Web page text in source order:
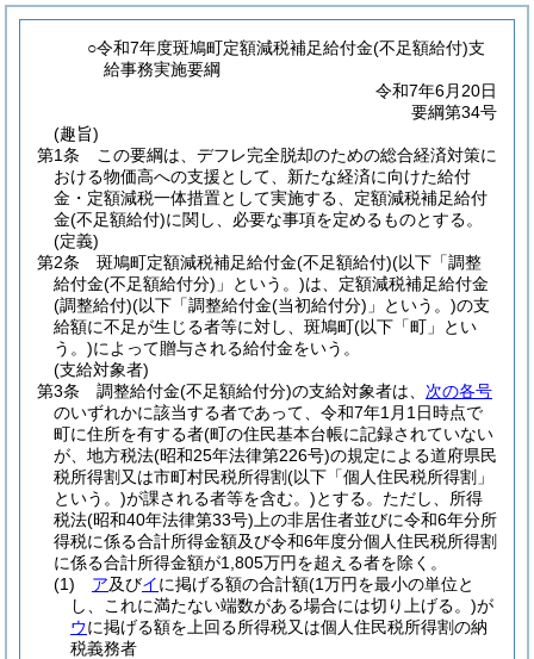
○令和7年度斑鳩町定額減税補足給付金(不足額給付)支
給事務実施要綱
令和7年6月20日
要綱第34号
(趣旨)
第1条
この要綱は、デフレ完全脱却のための総合経済対策に
おける物価高への支援として、新たな経済に向けた給付
金・定額減税一体措置として実施する、定額減税補足給付
金(不足額給付)に関し、必要な事項を定めるものとする。
(定義)
第2条
斑鳩町定額減税補足給付金(不足額給付)(以下「調整
給付金(不足額給付分) 」という。)は、定額減税補足給付金
(調整給付)(以下「調整給付金(当初給付分) 」という。)の支
給額に不足が生じる者等に対し、斑鳩町(以下「町」とい
う。)によって贈与される給付金をいう。
(支給対象者)
第3条
調整給付金(不足額給付分)の支給対象者は、 次の各号
のいずれかに該当する者であって、令和7年1月1日時点で
町に住所を有する者(町の住民基本台帳に記録されていない
が、地方税法(昭和25年法律第226号)の規定による道府県民
税所得割又は市町村民税所得割(以下「個人住民税所得割」
という。)が課される者等を含む。)とする。 ただし、所得
税法(昭和40年法律第33号) 上の非居住者並びに令和6年分所
得税に係る合計所得金額及び令和6年度分個人住民税所得割
に係る合計所得金額が1,805万円を超える者を除く。
(1)
ア及びイに掲げる額の合計額(1万円を最小の単位と
し、これに満たない端数がある場合には切り上げる。)が
ウに掲げる額を上回る所得税又は個人住民税所得割の納
税義務者